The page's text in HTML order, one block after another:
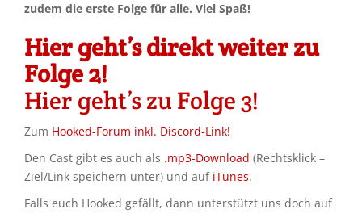
zudem die erste Folge für alle. Viel Spaß!
Hier geht’s direkt weiter zu
Folge 2!
Hier geht’s zu Folge 3!
Zum Hooked-Forum inkl. Discord-Link!
Den Cast gibt es auch als .mp3-Download (Rechtsklick –
Ziel/Link speichern unter) und auf iTunes.
Falls euch Hooked gefällt, dann unterstützt uns doch auf